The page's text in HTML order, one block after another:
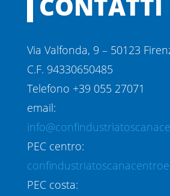
Via Valfonda, 9 – 50123
C.F. 94330650485
Telefono +39 055 27071
email:
PEC centro:
PEC costa: